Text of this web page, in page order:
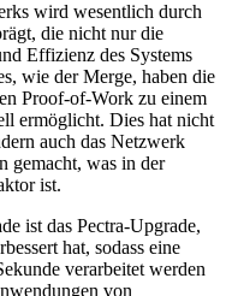
wird wesentlich durch
die nicht nur die
Effizienz des Systems
wie der Merge, haben die
Proof-of-Work zu einem
ermöglicht. Dies hat nicht
auch das Netzwerk
gemacht, was in der
ist.
ist das Pectra-Upgrade,
hat, sodass eine
verarbeitet werden
von